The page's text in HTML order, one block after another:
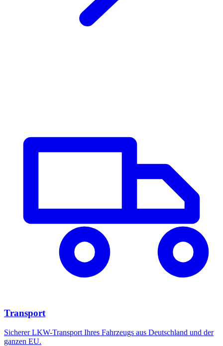
Transport
Sicherer LKW-Transport Ihres Fahrzeugs aus Deutschland und der
ganzen EU.